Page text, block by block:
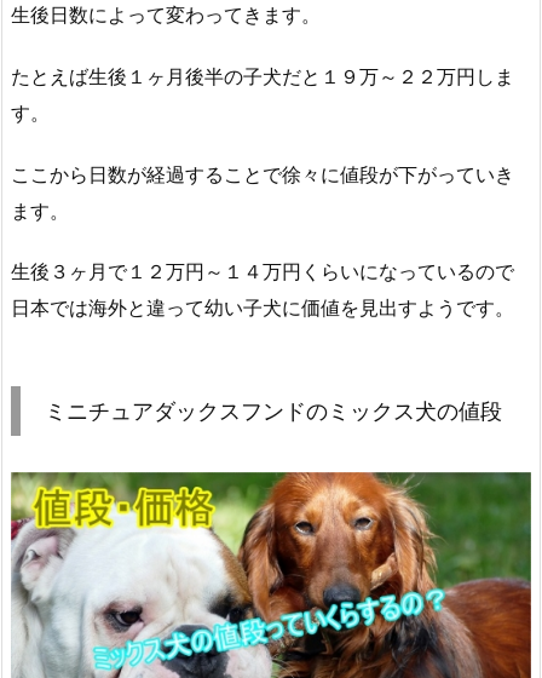
生後日数によって変わってきます。
たとえば生後１ヶ月後半の子犬だと１９万～２２万円しま
す。
ここから日数が経過することで徐々に値段が下がっていき
ます。
生後３ヶ月で１２万円～１４万円くらいになっているので
日本では海外と違って幼い子犬に価値を見出すようです。
ミニチュアダックスフンドのミックス犬の値段